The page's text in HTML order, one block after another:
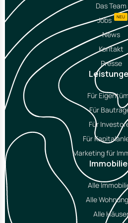
Das Team
Jobs
NEU
News
Kontakt
Presse
Für
Für
Für
Für
Marketing für
Alle
Alle
Alle